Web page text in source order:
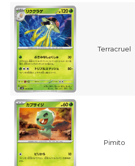
Terracruel
Pimito